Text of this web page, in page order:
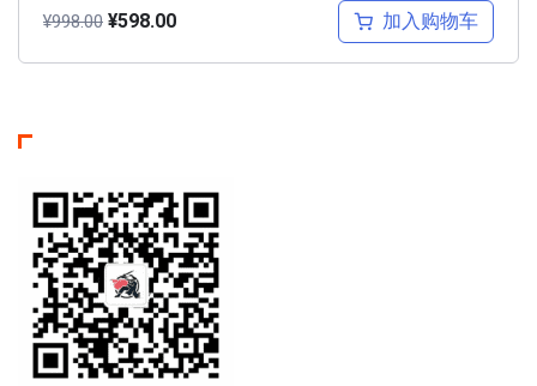
¥998.00 ¥598.00 加入购物车